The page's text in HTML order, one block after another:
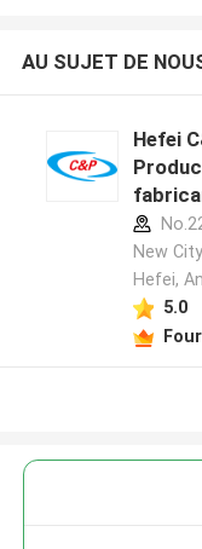
AU SUJET DE
Hefei
New
Hefei,
5.0